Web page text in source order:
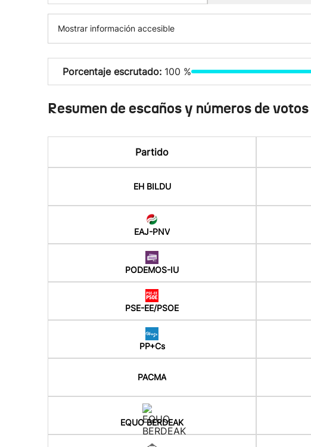
Mostrar información accesible
Porcentaje escrutado: 100 %
Resumen de escaños y números de votos
Partido
EH BILDU
EAJ-PNV
PODEMOS-IU
PSE-EE/PSOE
PP+Cs
PACMA
EQUO BERDEAK